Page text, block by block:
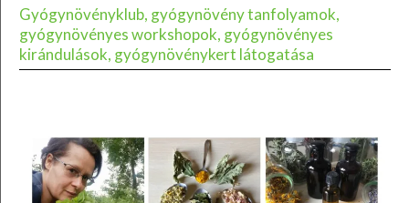
Gyógynövényklub, gyógynövény tanfolyamok,
gyógynövényes workshopok, gyógynövényes
kirándulások, gyógynövénykert látogatása